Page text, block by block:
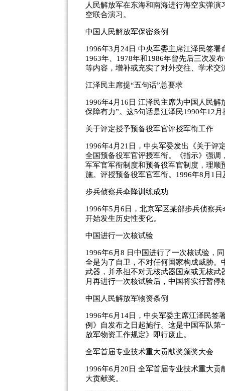
人民解放军在东海和南海进行海空实弹
空联合演习。
中国人民解放军保密条例
1996年3月24日 中央军委主席江泽民签
1963年、1978年和1986年曾先后三次发
等内容，增补或充实了对外交往、学术
江泽民主席提“五句话”总要求
1996年4月16日 江泽民主席为中国人民
保障有力”。这5句话是江泽民1990年12
关于评定授予预备役军官评授军衔工作
1996年4月21日，中央军委发出《关于评
全国预备役军官评授军衔。《指示》强
军军官军衔制度和预备役军官制度，理
施。评授预备役军官军衔。1996年8月1
步兵侦察兵伞降训练成功
1996年5月6日，北京军区某部步兵侦察
开始发生历史性变化。
中国进行一次核试验
1996年6月8 日中国进行了一次核试验，
全是为了自卫，不对任何国家构成威胁
武器，并承担不对无核武器国家或无核
月再进行一次核试验后，中国将实行暂停
中国人民解放军物资条例
1996年6月14日，中央军委主席江泽民签
例》自发布之日起施行。这是中国军队
放军物资工作规定》即行废止。
全军首届专业技术重大贡献奖颁奖大会
1996年6月20日 全军首届专业技术重大
大贡献奖。